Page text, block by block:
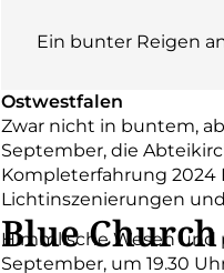
Ein bunter Reigen
Ostwestfalen
Zwar nicht in buntem,
September, die
Kompleterfahrung 2024
Lichtinszenierungen
Blue
Himmlische Wesen und
September, um 19.30